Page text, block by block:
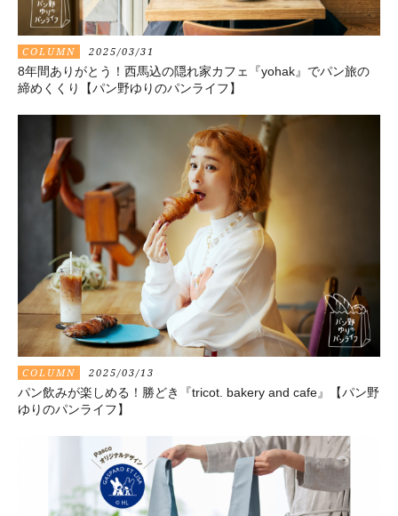
COLUMN 2025/03/31
8年間ありがとう！西馬込の隠れ家カフェ『yohak』でパン旅の
締めくくり【パン野ゆりのパンライフ】
COLUMN 2025/03/13
パン飲みが楽しめる！勝どき『tricot. bakery and cafe』【パン野
ゆりのパンライフ】